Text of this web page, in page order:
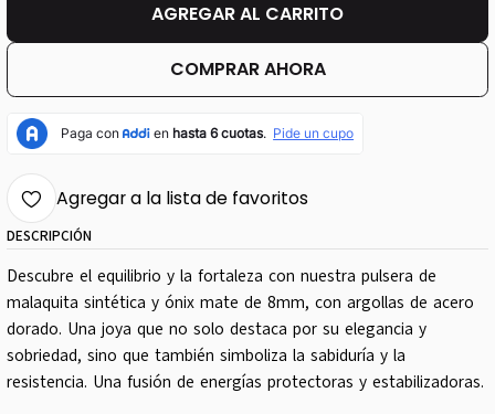
AGREGAR AL CARRITO
COMPRAR AHORA
Agregar a la lista de favoritos
DESCRIPCIÓN
Descubre el equilibrio y la fortaleza con nuestra pulsera de
malaquita sintética y ónix mate de 8mm, con argollas de acero
dorado. Una joya que no solo destaca por su elegancia y
sobriedad, sino que también simboliza la sabiduría y la
resistencia. Una fusión de energías protectoras y estabilizadoras.